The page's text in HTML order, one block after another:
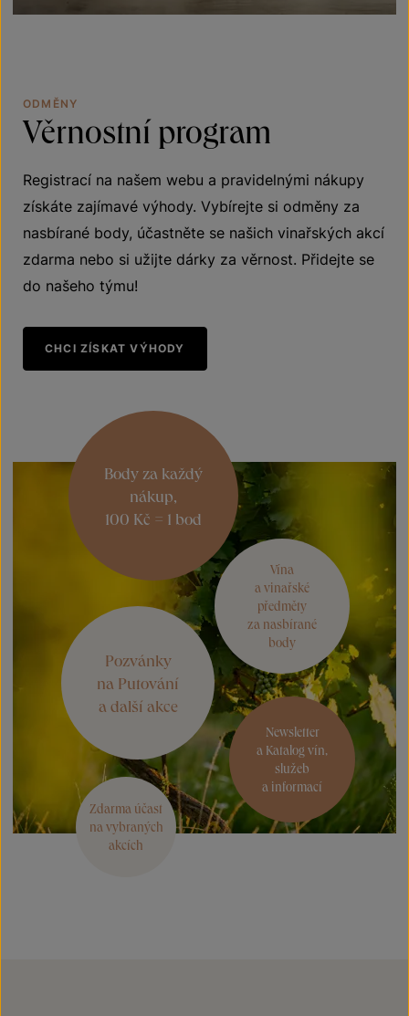
ODMĚNY
Věrnostníprogram
Registrací na našem webu a pravidelnými nákupy
získáte zajímavé výhody. Vybírejte si odměny za
nasbírané body, účastněte se našich vinařských akcí
zdarma nebo si užijte dárky za věrnost. Přidejte se
do našeho týmu!
CHCI ZÍSKAT VÝHODY
Body za každý
nákup,
100 Kč = 1 bod
Vína
a vinařské
předměty
za nasbírané
body
Pozvánky
na Putování
a další akce
Zdarma účast
na vybraných
akcích
Newsletter
a Katalog vín,
služeb
a informací